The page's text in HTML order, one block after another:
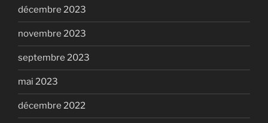
décembre 2023
novembre 2023
septembre 2023
mai 2023
décembre 2022